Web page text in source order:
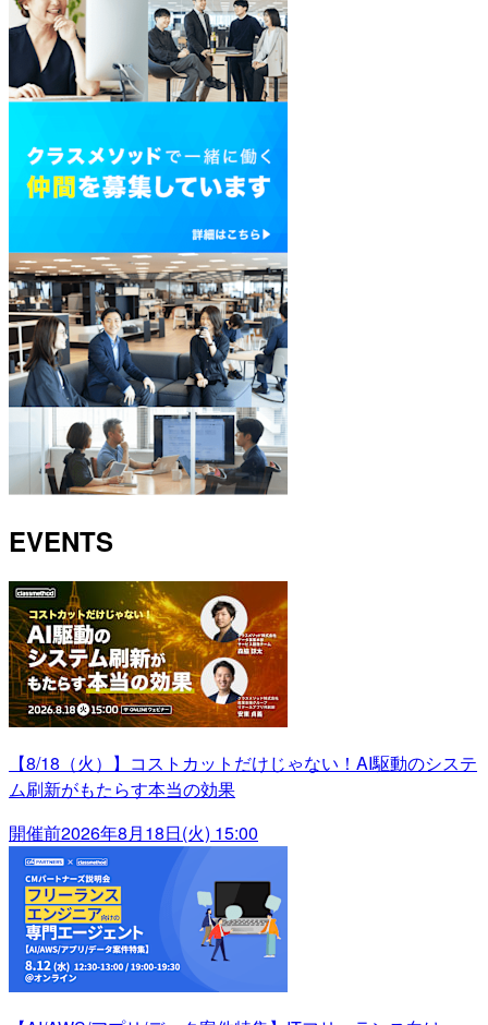
EVENTS
【8/18（火）】コストカットだけじゃない！AI駆動のシステ
ム刷新がもたらす本当の効果
開催前2026年8月18日(火) 15:00